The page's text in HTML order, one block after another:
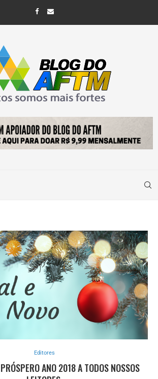
Editores
ANO 2018 A TODOS NOSSOS